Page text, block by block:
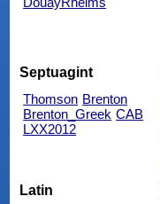
Septuagint
Thomson Brenton
Brenton_Greek CAB
LXX2012
Latin